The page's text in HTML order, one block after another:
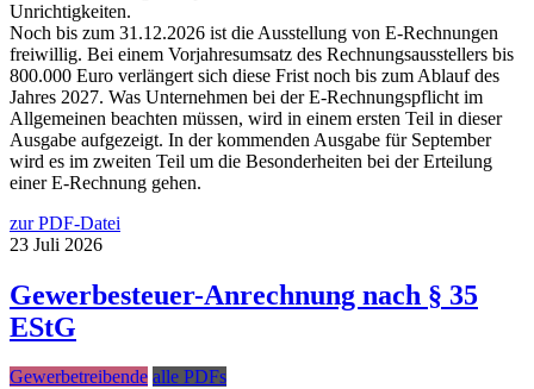
Unrichtigkeiten.
Noch bis zum 31.12.2026 ist die Ausstellung von E-Rechnungen
freiwillig. Bei einem Vorjahresumsatz des Rechnungsausstellers bis
800.000 Euro verlängert sich diese Frist noch bis zum Ablauf des
Jahres 2027. Was Unternehmen bei der E-Rechnungspflicht im
Allgemeinen beachten müssen, wird in einem ersten Teil in dieser
Ausgabe aufgezeigt. In der kommenden Ausgabe für September
wird es im zweiten Teil um die Besonderheiten bei der Erteilung
einer E-Rechnung gehen.
zur PDF-Datei
23 Juli 2026
Gewerbesteuer-Anrechnung nach § 35
EStG
Gewerbetreibende alle PDFs